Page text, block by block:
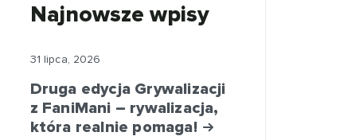
Najnowsze wpisy
31 lipca, 2026
Druga edycja Grywalizacji
z FaniMani – rywalizacja,
która realnie pomaga!